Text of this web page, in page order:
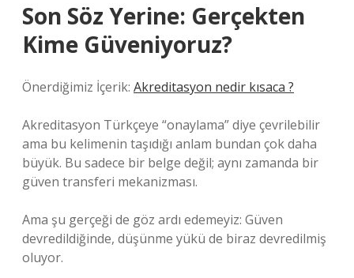
Son Söz Yerine: Gerçekten
Kime Güveniyoruz?
Önerdiğimiz İçerik: Akreditasyon nedir kısaca ?
Akreditasyon Türkçeye “onaylama” diye çevrilebilir
ama bu kelimenin taşıdığı anlam bundan çok daha
büyük. Bu sadece bir belge değil; aynı zamanda bir
güven transferi mekanizması.
Ama şu gerçeği de göz ardı edemeyiz: Güven
devredildiğinde, düşünme yükü de biraz devredilmiş
oluyor.